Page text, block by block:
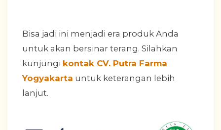
Bisa jadi ini menjadi era produk Anda
untuk akan bersinar terang. Silahkan
kunjungi kontak CV. Putra Farma
Yogyakarta untuk keterangan lebih
lanjut.